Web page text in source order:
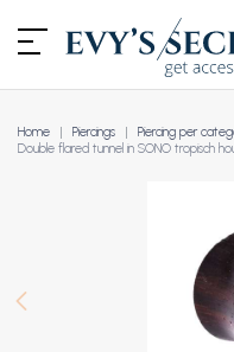
Home Piercings Piercing per
Double flared tunnel in SONO tropisch